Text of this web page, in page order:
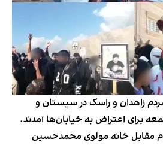
زاهدان و راسک در سیستان و
برای اعتراض به خیابان‌ها آمدند.
مقابل خانه مولوی محمدحسین